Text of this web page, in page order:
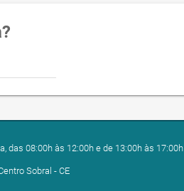
das 08:00h às 12:00h e de 13:00h às 17:00h
Sobral - CE